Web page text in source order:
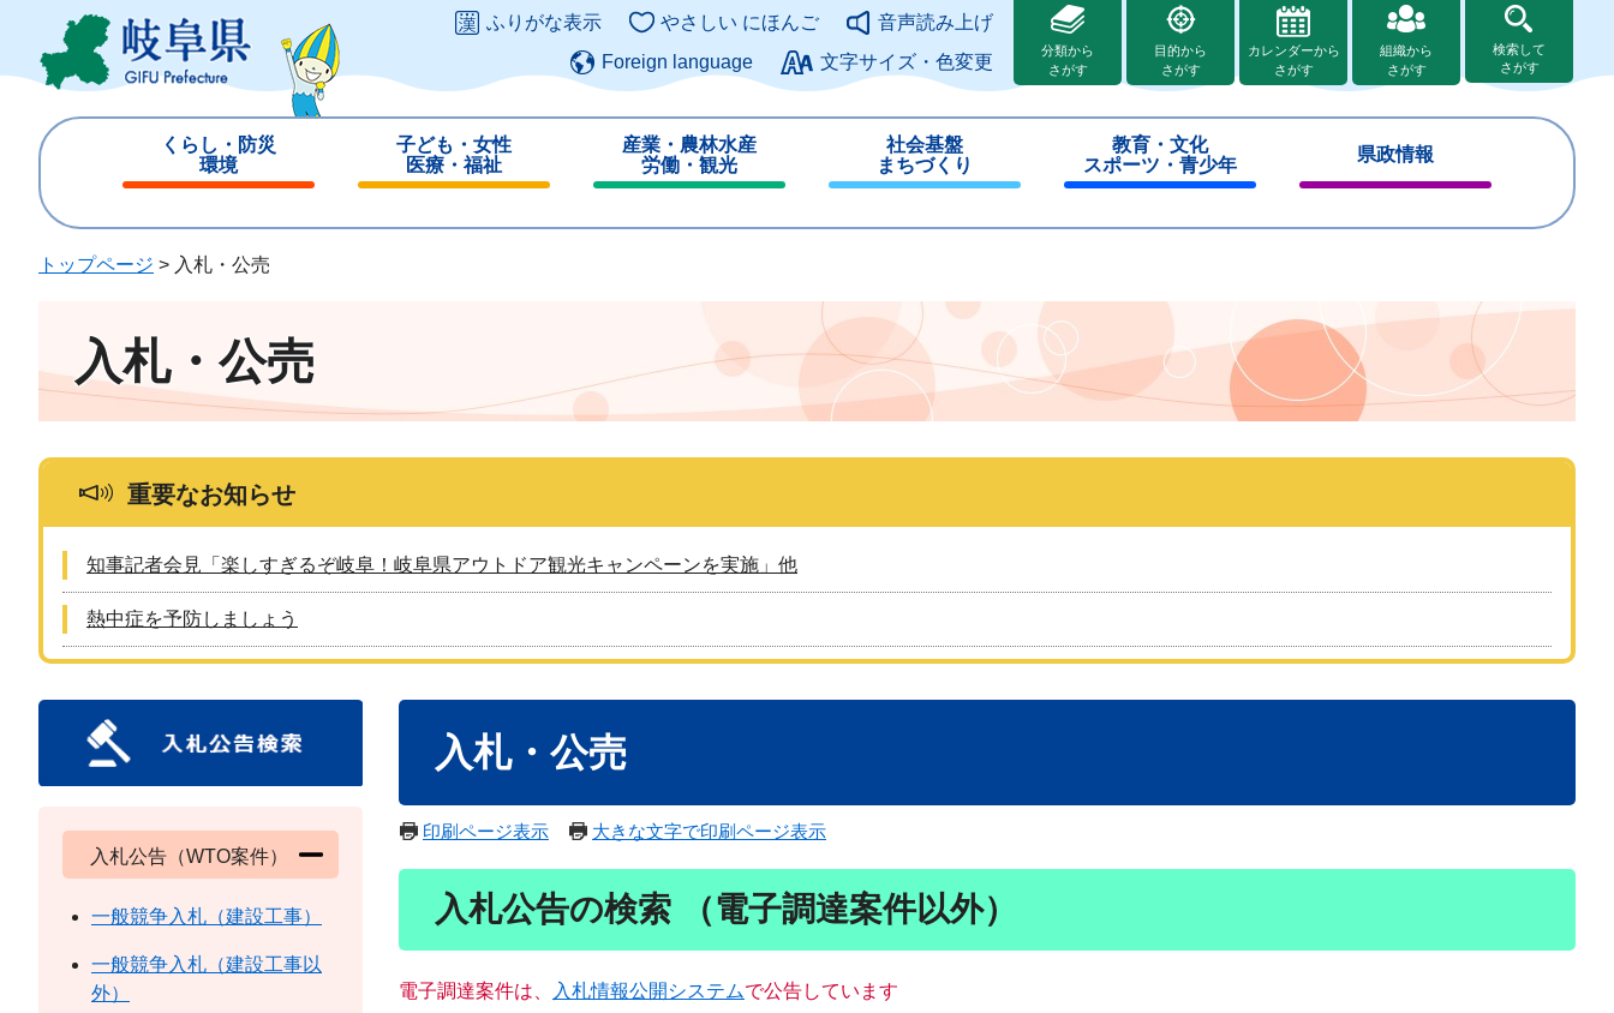
ジ
ュ
このページの本文へ
ふりがな表示 やさしい にほんご
音声読み上げ
Foreign language
文字サイズ・色変更
分類から
さがす
目的から
さがす
カレンダーから
さがす
組織から
さがす
検索して
さがす
くらし・防災
環境
じ
子ども・女性
医療・福祉
じ
産業・農林水産
労働・観光
じ
社会基盤
まちづくり
じ
教育・文化
スポーツ・青少年
じ
県政情報
じ
トップページ > 入札・公売
入札・公売
重要なお知らせ
知事記者会見「楽しすぎるぞ岐阜！岐阜県アウトドア観光キャンペーンを実施」他
熱中症を予防しましょう
入札・公売
印刷ページ表示 大きな文字で印刷ページ表示
入札公告の検索 （電子調達案件以外）
電子調達案件は、 入札情報公開システムで公告しています
入札公告（WTO案件）
一般競争入札（建設工事）
一般競争入札（建設工事以
外）